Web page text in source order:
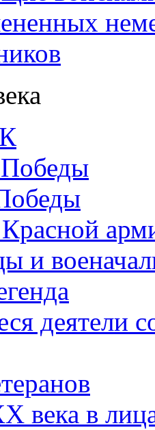
и
деятели
века в